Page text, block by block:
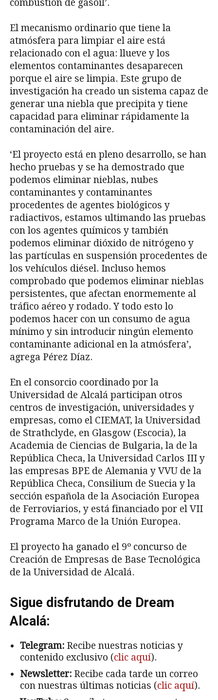
combustión de gasoil’.
El mecanismo ordinario que tiene la
atmósfera para limpiar el aire está
relacionado con el agua: llueve y los
elementos contaminantes desaparecen
porque el aire se limpia. Este grupo de
investigación ha creado un sistema capaz de
generar una niebla que precipita y tiene
capacidad para eliminar rápidamente la
contaminación del aire.
‘El proyecto está en pleno desarrollo, se han
hecho pruebas y se ha demostrado que
podemos eliminar nieblas, nubes
contaminantes y contaminantes
procedentes de agentes biológicos y
radiactivos, estamos ultimando las pruebas
con los agentes químicos y también
podemos eliminar dióxido de nitrógeno y
las partículas en suspensión procedentes de
los vehículos diésel. Incluso hemos
comprobado que podemos eliminar nieblas
persistentes, que afectan enormemente al
tráfico aéreo y rodado. Y todo esto lo
podemos hacer con un consumo de agua
mínimo y sin introducir ningún elemento
contaminante adicional en la atmósfera’,
agrega Pérez Díaz.
En el consorcio coordinado por la
Universidad de Alcalá participan otros
centros de investigación, universidades y
empresas, como el CIEMAT, la Universidad
de Strathclyde, en Glasgow (Escocia), la
Academia de Ciencias de Bulgaria, la de la
República Checa, la Universidad Carlos III y
las empresas BPE de Alemania y VVU de la
República Checa, Consilium de Suecia y la
sección española de la Asociación Europea
de Ferroviarios, y está financiado por el VII
Programa Marco de la Unión Europea.
El proyecto ha ganado el 9º concurso de
Creación de Empresas de Base Tecnológica
de la Universidad de Alcalá.
Sigue disfrutando de Dream
Alcalá:
Telegram: Recibe nuestras noticias y
contenido exclusivo (clic aquí).
Newsletter: Recibe cada tarde un correo
con nuestras últimas noticias (clic aquí).